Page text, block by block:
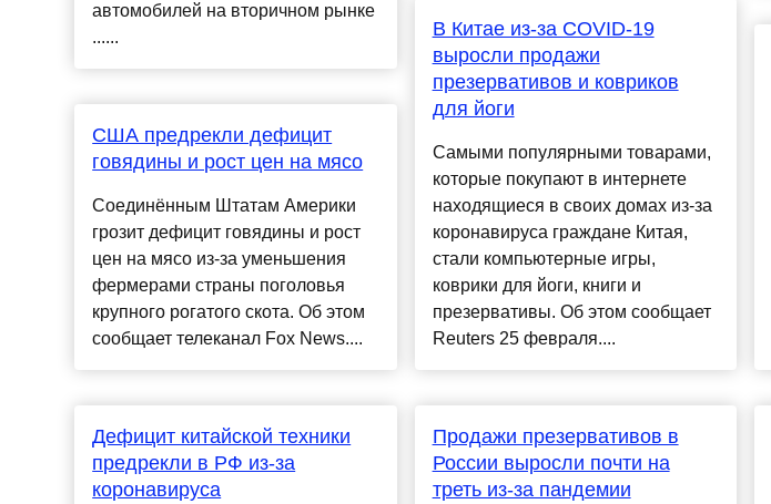
автомобилей на вторичном рынке
......
США предрекли дефицит
говядины и рост цен на мясо
Соединённым Штатам Америки
грозит дефицит говядины и рост
цен на мясо из-за уменьшения
фермерами страны поголовья
крупного рогатого скота. Об этом
сообщает телеканал Fox News....
Дефицит китайской техники
предрекли в РФ из-за
коронавируса
В Китае из-за COVID-19
выросли продажи
презервативов и ковриков
для йоги
Самыми популярными товарами,
которые покупают в интернете
находящиеся в своих домах из-за
коронавируса граждане Китая,
стали компьютерные игры,
коврики для йоги, книги и
презервативы. Об этом сообщает
Reuters 25 февраля....
Продажи презервативов в
России выросли почти на
треть из-за пандемии